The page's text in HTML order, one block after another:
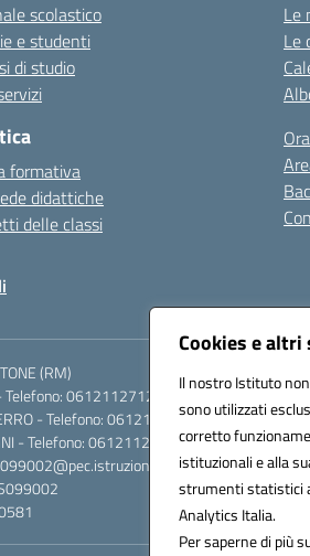
Cookies e
Il nostro Istituto
sono utilizzati
corretto
istituzionali e alla
strumenti statistici
Analytics Italia.
Per saperne di più
scolastico
e studenti
di studio
formativa
didattiche
delle classi
Le
Le
(RM)
Telefono: 06121127125
- Telefono: 06121126825
- Telefono: 06121126845